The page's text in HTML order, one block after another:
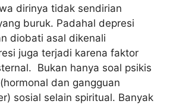
dirinya tidak sendirian
buruk. Padahal depresi
diobati asal dikenali
juga terjadi karena faktor
Bukan hanya soal psikis
dan gangguan
sosial selain spiritual. Banyak